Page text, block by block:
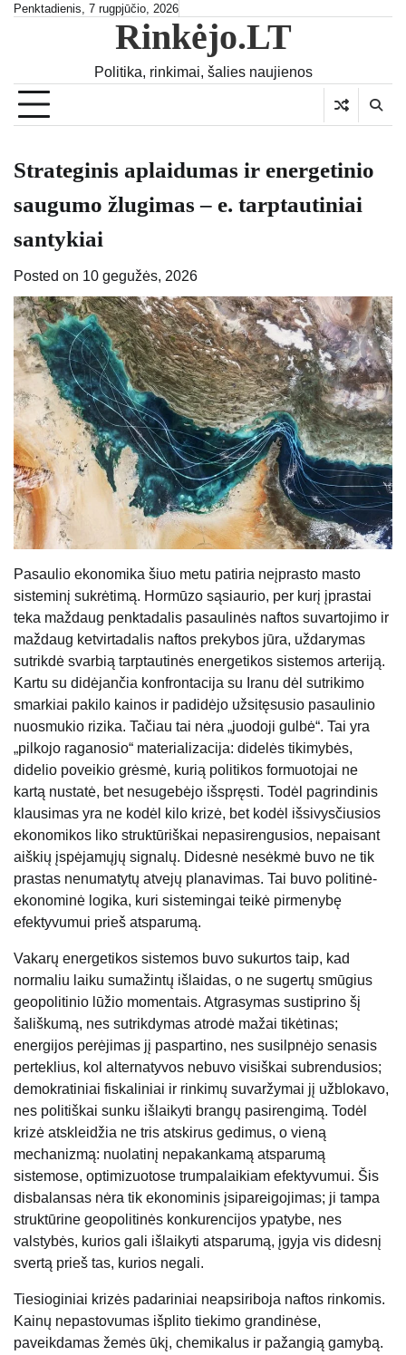
SkipPenktadienis, 7 rugpjūčio, 2026
Rinkėjo.LT
Politika, rinkimai, šalies naujienos
Strateginis aplaidumas ir energetinio
saugumo žlugimas – e. tarptautiniai
santykiai
Posted on 10 gegužės, 2026
Pasaulio ekonomika šiuo metu patiria neįprasto masto
sisteminį sukrėtimą. Hormūzo sąsiaurio, per kurį įprastai
teka maždaug penktadalis pasaulinės naftos suvartojimo ir
maždaug ketvirtadalis naftos prekybos jūra, uždarymas
sutrikdė svarbią tarptautinės energetikos sistemos arteriją.
Kartu su didėjančia konfrontacija su Iranu dėl sutrikimo
smarkiai pakilo kainos ir padidėjo užsitęsusio pasaulinio
nuosmukio rizika. Tačiau tai nėra „juodoji gulbė“. Tai yra
„pilkojo raganosio“ materializacija: didelės tikimybės,
didelio poveikio grėsmė, kurią politikos formuotojai ne
kartą nustatė, bet nesugebėjo išspręsti. Todėl pagrindinis
klausimas yra ne kodėl kilo krizė, bet kodėl išsivysčiusios
ekonomikos liko struktūriškai nepasirengusios, nepaisant
aiškių įspėjamųjų signalų. Didesnė nesėkmė buvo ne tik
prastas nenumatytų atvejų planavimas. Tai buvo politinė-
ekonominė logika, kuri sistemingai teikė pirmenybę
efektyvumui prieš atsparumą.
Vakarų energetikos sistemos buvo sukurtos taip, kad
normaliu laiku sumažintų išlaidas, o ne sugertų smūgius
geopolitinio lūžio momentais. Atgrasymas sustiprino šį
šališkumą, nes sutrikdymas atrodė mažai tikėtinas;
energijos perėjimas jį paspartino, nes susilpnėjo senasis
perteklius, kol alternatyvos nebuvo visiškai subrendusios;
demokratiniai fiskaliniai ir rinkimų suvaržymai jį užblokavo,
nes politiškai sunku išlaikyti brangų pasirengimą. Todėl
krizė atskleidžia ne tris atskirus gedimus, o vieną
mechanizmą: nuolatinį nepakankamą atsparumą
sistemose, optimizuotose trumpalaikiam efektyvumui. Šis
disbalansas nėra tik ekonominis įsipareigojimas; ji tampa
struktūrine geopolitinės konkurencijos ypatybe, nes
valstybės, kurios gali išlaikyti atsparumą, įgyja vis didesnį
svertą prieš tas, kurios negali.
Tiesioginiai krizės padariniai neapsiriboja naftos rinkomis.
Kainų nepastovumas išplito tiekimo grandinėse,
paveikdamas žemės ūkį, chemikalus ir pažangią gamybą.